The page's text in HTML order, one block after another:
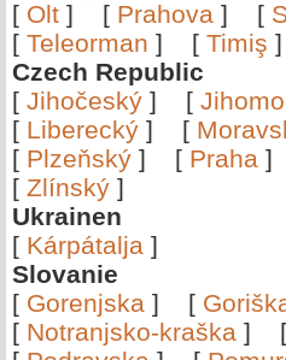
[ Olt ] [ Prahova ] [
[ Teleorman ] [ Timiş
Czech Republic
[ Jihočeský ] [
[ Liberecký ] [
[ Plzeňský ] [ Praha ]
[ Zlínský ]
Ukrainen
[ Kárpátalja ]
Slovanie
[ Gorenjska ] [
[ Notranjsko-kraška ] [